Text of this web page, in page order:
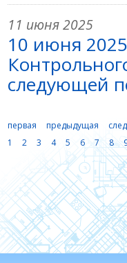
11 июня 2025
10 июня 2025
следующей
первая предыдущая
1
2 3 4 5 6 7 8